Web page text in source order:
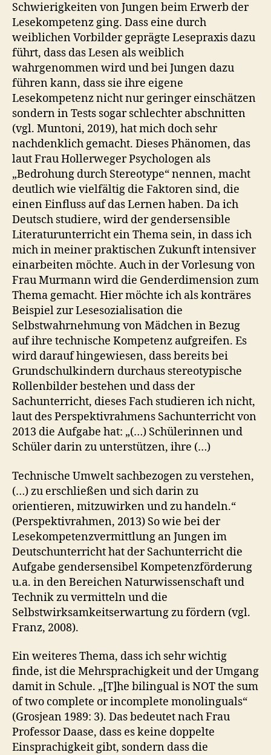
Schwierigkeiten von Jungen beim Erwerb der
Lesekompetenz ging. Dass eine durch
weiblichen Vorbilder geprägte Lesepraxis dazu
führt, dass das Lesen als weiblich
wahrgenommen wird und bei Jungen dazu
führen kann, dass sie ihre eigene
Lesekompetenz nicht nur geringer einschätzen
sondern in Tests sogar schlechter abschnitten
(vgl. Muntoni, 2019), hat mich doch sehr
nachdenklich gemacht. Dieses Phänomen, das
laut Frau Hollerweger Psychologen als
„Bedrohung durch Stereotype“ nennen, macht
deutlich wie vielfältig die Faktoren sind, die
einen Einfluss auf das Lernen haben. Da ich
Deutsch studiere, wird der gendersensible
Literaturunterricht ein Thema sein, in dass ich
mich in meiner praktischen Zukunft intensiver
einarbeiten möchte. Auch in der Vorlesung von
Frau Murmann wird die Genderdimension zum
Thema gemacht. Hier möchte ich als konträres
Beispiel zur Lesesozialisation die
Selbstwahrnehmung von Mädchen in Bezug
auf ihre technische Kompetenz aufgreifen. Es
wird darauf hingewiesen, dass bereits bei
Grundschulkindern durchaus stereotypische
Rollenbilder bestehen und dass der
Sachunterricht, dieses Fach studieren ich nicht,
laut des Perspektivrahmens Sachunterricht von
2013 die Aufgabe hat: „(…) Schülerinnen und
Schüler darin zu unterstützen, ihre (…)
Technische Umwelt sachbezogen zu verstehen,
(…) zu erschließen und sich darin zu
orientieren, mitzuwirken und zu handeln.“
(Perspektivrahmen, 2013) So wie bei der
Lesekompetenzvermittlung an Jungen im
Deutschunterricht hat der Sachunterricht die
Aufgabe gendersensibel Kompetenzförderung
u.a. in den Bereichen Naturwissenschaft und
Technik zu vermitteln und die
Selbstwirksamkeitserwartung zu fördern (vgl.
Franz, 2008).
Ein weiteres Thema, dass ich sehr wichtig
finde, ist die Mehrsprachigkeit und der Umgang
damit in Schule. „[T]he bilingual is NOT the sum
of two complete or incomplete monolinguals“
(Grosjean 1989: 3). Das bedeutet nach Frau
Professor Daase, dass es keine doppelte
Einsprachigkeit gibt, sondern dass die